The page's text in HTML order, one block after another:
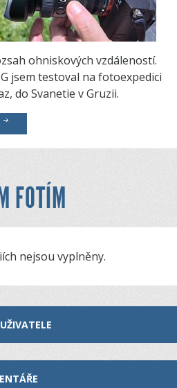
ohniskových vzdáleností.
jsem testoval na fotoexpedici
do Svanetie v Gruzii.
FOTÍM
nejsou vyplněny.